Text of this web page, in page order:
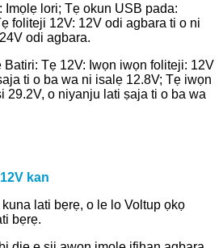
Imọlẹ lori; Tẹ okun USB pada:
foliteji 12V: 12V odi agbara ti o ni
odi agbara.
Batiri: Tẹ 12V: Iwọn iwọn foliteji: 12V
ti o ba wa ni isalẹ 12.8V; Tẹ iwọn
29.2V, o niyanju lati ṣaja ti o ba wa
kan
lati bẹrẹ, o le lo Voltup ọkọ
bẹrẹ.